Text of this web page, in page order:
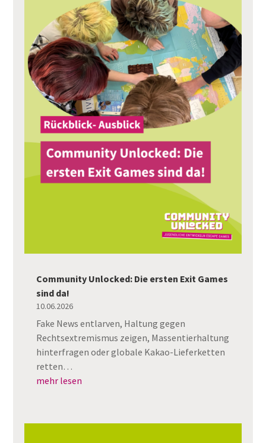
Community Unlocked: Die ersten Exit Games
sind da!
10.06.2026
Fake News entlarven, Haltung gegen
Rechtsextremismus zeigen, Massentierhaltung
hinterfragen oder globale Kakao-Lieferketten
retten…
mehr lesen